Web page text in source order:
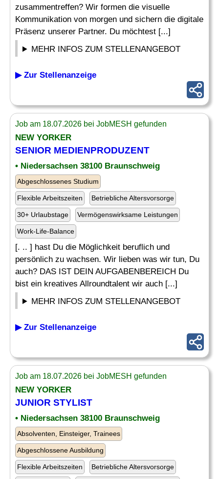
zusammentreffen? Wir formen die visuelle
Kommunikation von morgen und sichern die digitale
Präsenz unserer Partner. Du möchtest [...]
MEHR INFOS ZUM STELLENANGEBOT
▶ Zur Stellenanzeige
Job am 18.07.2026 bei JobMESH gefunden
NEW YORKER
SENIOR MEDIENPRODUZENT
• Niedersachsen 38100 Braunschweig
Abgeschlossenes Studium
Flexible Arbeitszeiten Betriebliche Altersvorsorge
30+ Urlaubstage Vermögenswirksame Leistungen
Work-Life-Balance
[. .. ] hast Du die Möglichkeit beruflich und
persönlich zu wachsen. Wir lieben was wir tun, Du
auch? DAS IST DEIN AUFGABENBEREICH Du
bist ein kreatives Allroundtalent wir auch [...]
MEHR INFOS ZUM STELLENANGEBOT
▶ Zur Stellenanzeige
Job am 18.07.2026 bei JobMESH gefunden
NEW YORKER
JUNIOR STYLIST
• Niedersachsen 38100 Braunschweig
Absolventen, Einsteiger, Trainees
Abgeschlossene Ausbildung
Flexible Arbeitszeiten Betriebliche Altersvorsorge